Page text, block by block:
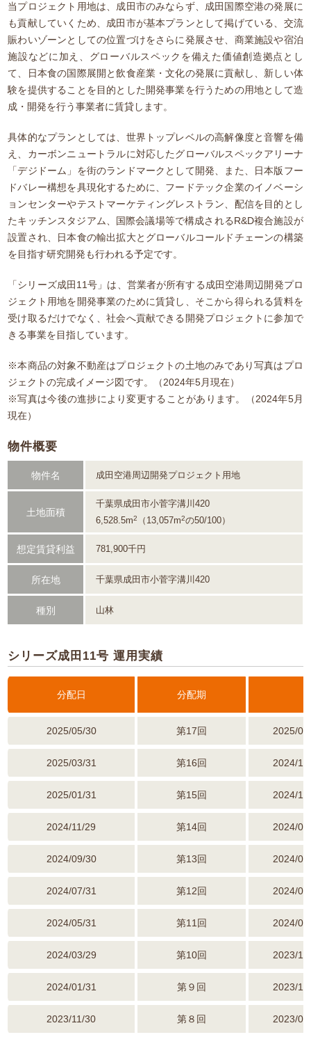
当プロジェクト用地は、成田市のみならず、成田国際空港の発展に
も貢献していくため、成田市が基本プランとして掲げている、交流
賑わいゾーンとしての位置づけをさらに発展させ、商業施設や宿泊
施設などに加え、グローバルスペックを備えた価値創造拠点とし
て、日本食の国際展開と飲食産業・文化の発展に貢献し、新しい体
験を提供することを目的とした開発事業を行うための用地として造
成・開発を行う事業者に賃貸します。
具体的なプランとしては、世界トップレベルの高解像度と音響を備
え、カーボンニュートラルに対応したグローバルスペックアリーナ
「デジドーム」を街のランドマークとして開発、また、日本版フー
ドバレー構想を具現化するために、フードテック企業のイノベーシ
ョンセンターやテストマーケティングレストラン、配信を目的とし
たキッチンスタジアム、国際会議場等で構成されるR&D複合施設が
設置され、日本食の輸出拡大とグローバルコールドチェーンの構築
を目指す研究開発も行われる予定です。
「シリーズ成田11号」は、営業者が所有する成田空港周辺開発プロ
ジェクト用地を開発事業のために賃貸し、そこから得られる賃料を
受け取るだけでなく、社会へ貢献できる開発プロジェクトに参加で
きる事業を目指しています。
※本商品の対象不動産はプロジェクトの土地のみであり写真はプロ
ジェクトの完成イメージ図です。（2024年5月現在）
※写真は今後の進捗により変更することがあります。（2024年5月
現在）
物件概要
物件名 成田空港周辺開発プロジェクト用地
土地面積
千葉県成田市小菅字溝川420
6,528.5m2 （13,057m2の50/100）
想定賃貸利益 781,900千円
所在地 千葉県成田市小菅字溝川420
種別 山林
シリーズ成田11号 運用実績
分配日 分配期
2025/05/30 第17回 2025/
2025/03/31 第16回 2024/
2025/01/31 第15回 2024/
2024/11/29 第14回 2024/
2024/09/30 第13回 2024/
2024/07/31 第12回 2024/
2024/05/31 第11回 2024/
2024/03/29 第10回 2023/
2024/01/31 第９回 2023/
2023/11/30 第８回 2023/